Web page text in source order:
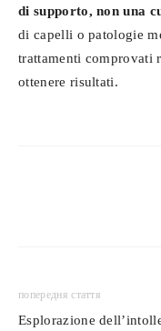
di supporto, non una
di capelli o patologie
trattamenti comprovati
ottenere risultati.
попередня стаття
Esplorazione